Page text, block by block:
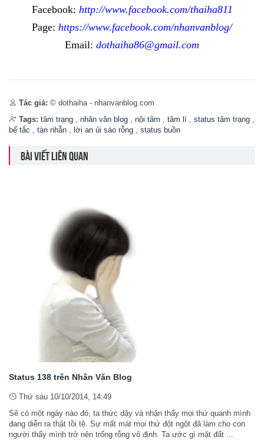
Facebook: http://www.facebook.com/thaiha811
Page: https://www.facebook.com/nhanvanblog/
Email: dothaiha86@gmail.com
Tác giả: © dothaiha - nhanvanblog.com
Tags: tâm trạng , nhân văn blog , nội tâm , tâm lí , status tâm trạng ,
bế tắc , tàn nhẫn , lời an ủi sáo rỗng , status buồn
BÀI VIẾT LIÊN QUAN
Status 138 trên Nhân Văn Blog
Thứ sáu 10/10/2014, 14:49
Sẽ có một ngày nào đó, ta thức dậy và nhận thấy mọi thứ quanh mình
đang diễn ra thật tồi tệ. Sự mất mát mọi thứ đột ngột đã làm cho con
người thấy mình trở nên trống rỗng vô định. Ta ước gì mặt đất ...